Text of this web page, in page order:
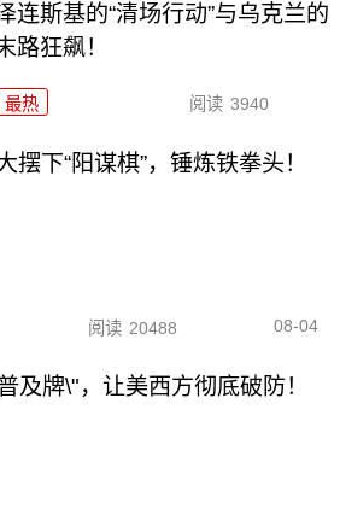
连斯基的“清场行动”与乌克兰的
路狂飙！
最热 阅读 3940
摆下“阳谋棋”，锤炼铁拳头！
阅读 20488 08-04
及牌\"，让美西方彻底破防！